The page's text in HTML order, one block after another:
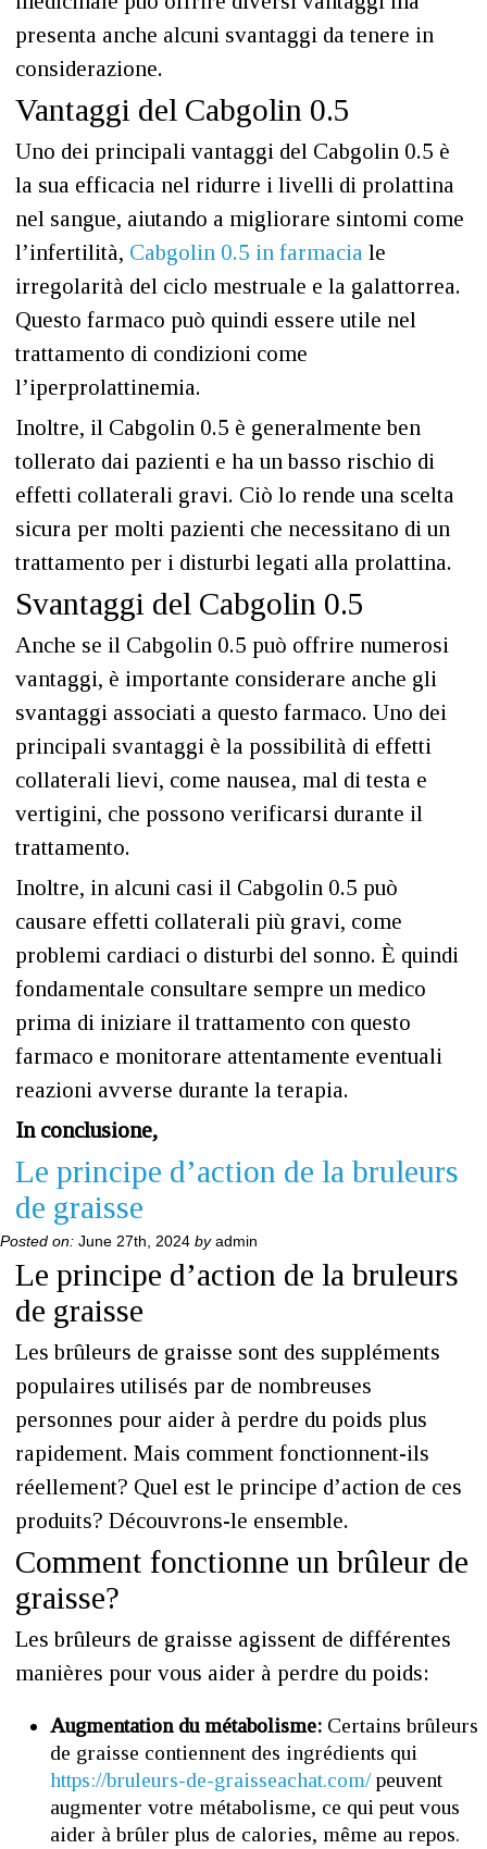
presenta anche alcuni svantaggi da tenere in
considerazione.
Vantaggi del Cabgolin 0.5
Uno dei principali vantaggi del Cabgolin 0.5 è
la sua efficacia nel ridurre i livelli di prolattina
nel sangue, aiutando a migliorare sintomi come
l’infertilità, Cabgolin 0.5 in farmacia le
irregolarità del ciclo mestruale e la galattorrea.
Questo farmaco può quindi essere utile nel
trattamento di condizioni come
l’iperprolattinemia.
Inoltre, il Cabgolin 0.5 è generalmente ben
tollerato dai pazienti e ha un basso rischio di
effetti collaterali gravi. Ciò lo rende una scelta
sicura per molti pazienti che necessitano di un
trattamento per i disturbi legati alla prolattina.
Svantaggi del Cabgolin 0.5
Anche se il Cabgolin 0.5 può offrire numerosi
vantaggi, è importante considerare anche gli
svantaggi associati a questo farmaco. Uno dei
principali svantaggi è la possibilità di effetti
collaterali lievi, come nausea, mal di testa e
vertigini, che possono verificarsi durante il
trattamento.
Inoltre, in alcuni casi il Cabgolin 0.5 può
causare effetti collaterali più gravi, come
problemi cardiaci o disturbi del sonno. È quindi
fondamentale consultare sempre un medico
prima di iniziare il trattamento con questo
farmaco e monitorare attentamente eventuali
reazioni avverse durante la terapia.
In conclusione,
Le principe d’action de la bruleurs
de graisse
Posted on: June 27th, 2024 byadmin
Le principe d’action de la bruleurs
de graisse
Les brûleurs de graisse sont des suppléments
populaires utilisés par de nombreuses
personnes pour aider à perdre du poids plus
rapidement. Mais comment fonctionnent-ils
réellement? Quel est le principe d’action de ces
produits? Découvrons-le ensemble.
Comment fonctionne un brûleur de
graisse?
Les brûleurs de graisse agissent de différentes
manières pour vous aider à perdre du poids:
Augmentation du métabolisme: Certains brûleurs
de graisse contiennent des ingrédients qui
https://bruleurs-de-graisseachat.com/peuvent
augmenter votre métabolisme, ce qui peut vous
aider à brûler plus de calories, même au repos.